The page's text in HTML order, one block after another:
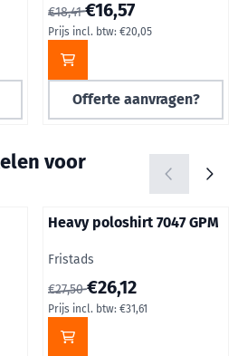
btw: 20,69
Van 18,41 voor 16,57,
€18,41€16,57
Prijs incl. btw: €20,05
Offerte aanvragen?
voor
btw: 27,77
Heavy poloshirt 7047 GPM
Merk:
Fristads
Van 27,50 voor 26,12,
€27,50€26,12
Prijs incl. btw: €31,61